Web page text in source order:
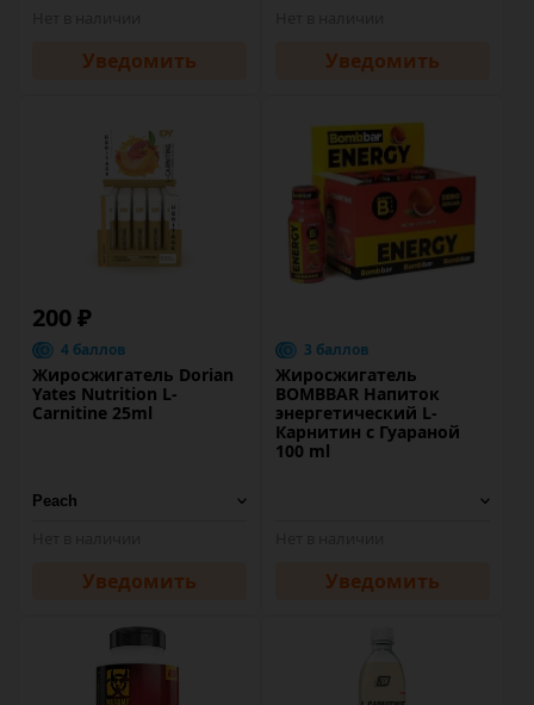
Уведомить Уведомить
200 ₽
4 баллов
Жиросжигатель Dorian
Yates Nutrition L-
Carnitine 25ml
Уведомить
3 баллов
Жиросжигатель
BOMBBAR Напиток
энергетический L-
Карнитин с Гуараной
100 ml
Уведомить